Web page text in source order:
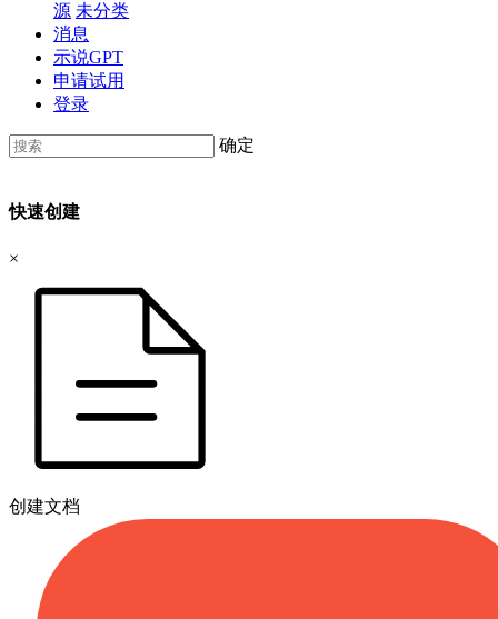
源 未分类
消息
示说GPT
申请试用
登录
确定
快速创建
×
创建文档